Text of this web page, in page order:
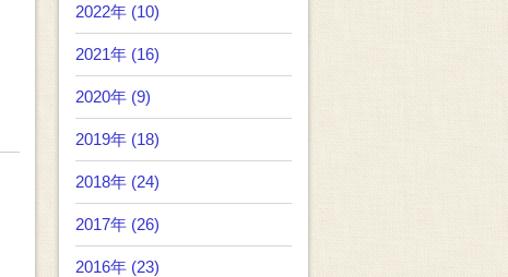
2022年 (10)
2021年 (16)
2020年 (9)
2019年 (18)
2018年 (24)
2017年 (26)
2016年 (23)